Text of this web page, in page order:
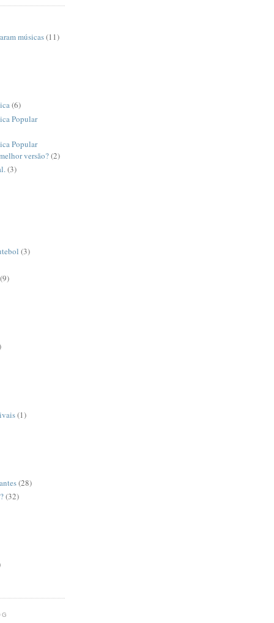
músicas(11)
(6)
Popular
Popular
versão?(2)
(3)
(3)
(9)
(1)
(28)
(32)